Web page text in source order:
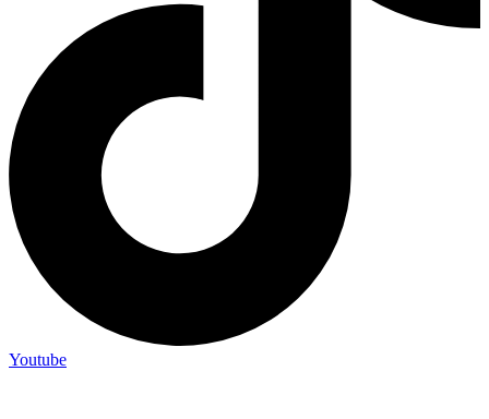
Youtube